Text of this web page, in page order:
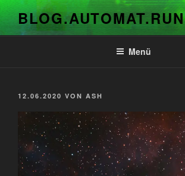
Zum
Inhalt
springen
BLOG.AUTOMAT.RUN
Menü
VERÖFFENTLICHT
12.06.2020 VON ASH